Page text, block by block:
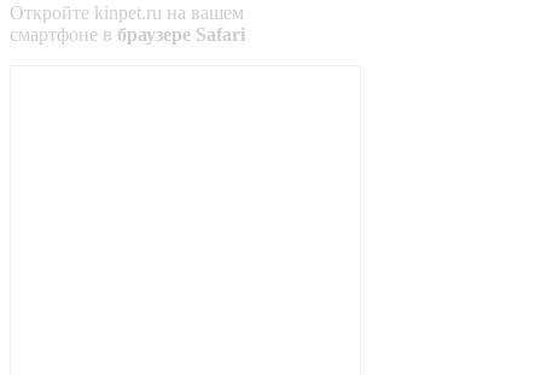
Откройте kinpet.ru на вашем
смартфоне в браузере Safari